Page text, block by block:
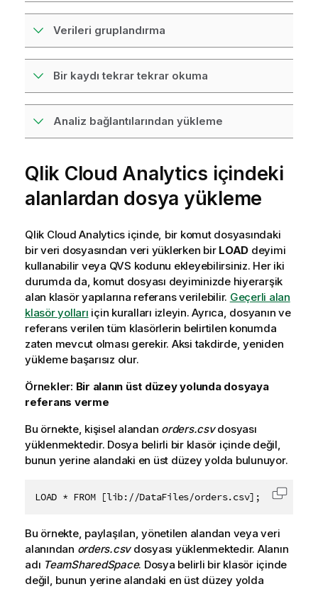
Verileri gruplandırma
Bir kaydı tekrar tekrar okuma
Analiz bağlantılarından yükleme
Qlik Cloud Analytics içindeki
alanlardan dosya yükleme
Qlik Cloud Analytics içinde, bir komut dosyasındaki
bir veri dosyasından veri yüklerken bir LOAD deyimi
kullanabilir veya QVS kodunu ekleyebilirsiniz. Her iki
durumda da, komut dosyası deyiminizde hiyerarşik
alan klasör yapılarına referans verilebilir. Geçerli alan
klasör yolları için kuralları izleyin. Ayrıca, dosyanın ve
referans verilen tüm klasörlerin belirtilen konumda
zaten mevcut olması gerekir. Aksi takdirde, yeniden
yükleme başarısız olur.
Örnekler: Bir alanın üst düzey yolunda dosyaya
referans verme
Bu örnekte, kişisel alandan orders.csvdosyası
yüklenmektedir. Dosya belirli bir klasör içinde değil,
bunun yerine alandaki en üst düzey yolda bulunuyor.
LOAD * FROM [lib://DataFiles/orders.csv]; Kodu
Bu örnekte, paylaşılan yönetilen alandan veyaveri
alanından orders.csvdosyası yüklenmektedir. Alanın
adı TeamSharedSpace. Dosya belirli bir klasör içinde
değil, bunun yerine alandaki en üst düzey yolda